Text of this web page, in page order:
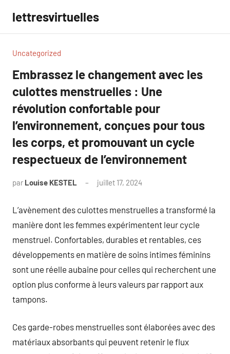
contenu
lettresvirtuelles
Uncategorized
Embrassez le changement avec les
culottes menstruelles : Une
révolution confortable pour
l’environnement, conçues pour tous
les corps, et promouvant un cycle
respectueux de l’environnement
par Louise KESTEL juillet 17, 2024
L’avènement des culottes menstruelles a transformé la
manière dont les femmes expérimentent leur cycle
menstruel. Confortables, durables et rentables, ces
développements en matière de soins intimes féminins
sont une réelle aubaine pour celles qui recherchent une
option plus conforme à leurs valeurs par rapport aux
tampons.
Ces garde-robes menstruelles sont élaborées avec des
matériaux absorbants qui peuvent retenir le flux